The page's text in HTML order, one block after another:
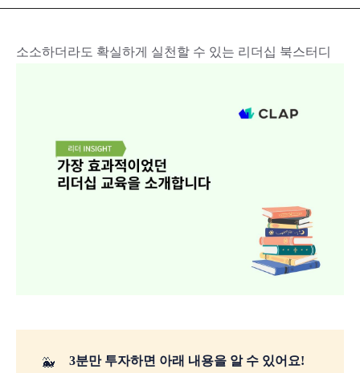
소소하더라도 확실하게 실천할 수 있는 리더십 북스터디
🐳
3분만 투자하면 아래 내용을 알 수 있어요!